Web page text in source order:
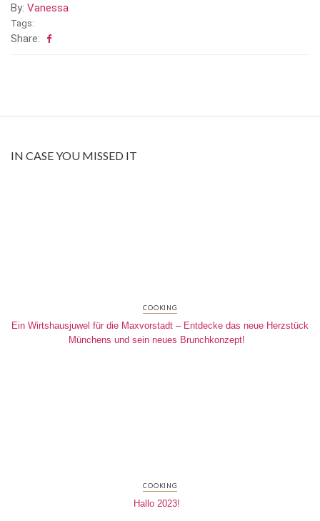
By: Vanessa
Tags:
Share:
IN CASE YOU MISSED IT
COOKING
Ein Wirtshausjuwel für die Maxvorstadt – Entdecke das neue Herzstück
Münchens und sein neues Brunchkonzept!
COOKING
Hallo 2023!